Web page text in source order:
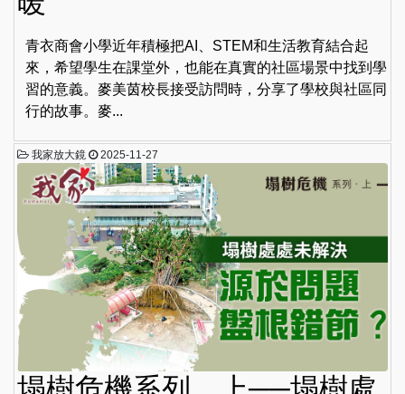
青衣商會小學近年積極把AI、STEM和生活教育結合起
來，希望學生在課堂外，也能在真實的社區場景中找到學
習的意義。麥美茵校長接受訪問時，分享了學校與社區同
行的故事。麥...
我家放大鏡 2025-11-27